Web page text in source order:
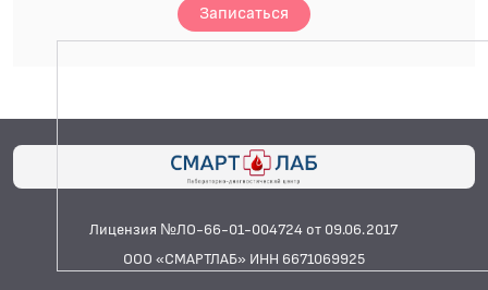
Записаться
Лицензия №ЛО-66-01-004724 от 09.06.2017
ООО «СМАРТЛАБ» ИНН 6671069925